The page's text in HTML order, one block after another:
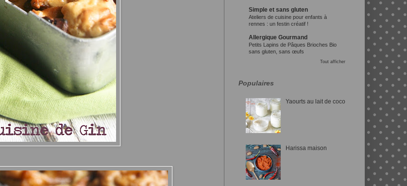
Simple et sans gluten
Ateliers de cuisine pour enfants à
rennes : un festin créatif !
Allergique Gourmand
Petits Lapins de Pâques Brioches Bio
sans gluten, sans œufs
Tout afficher
Populaires
Yaourts au lait de coco
Harissa maison